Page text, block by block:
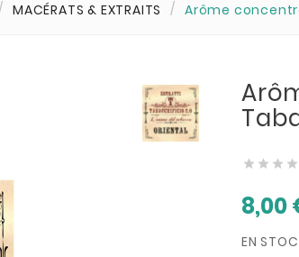
MACÉRATS & EXTRAITS Arôme
   
8,00
EN